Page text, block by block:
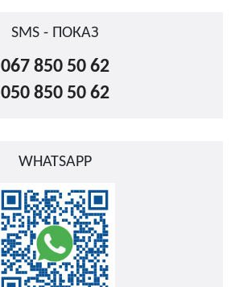
SMS - ПОКАЗ
067 850 50 62
050 850 50 62
WHATSAPP